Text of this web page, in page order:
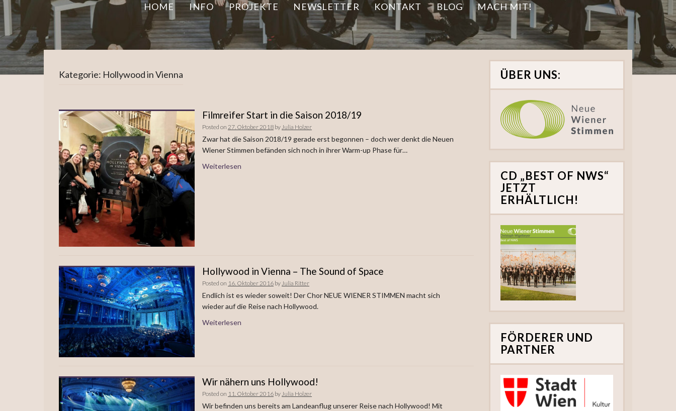
HOME INFO PROJEKTE NEWSLETTER KONTAKT BLOG MACH MIT!
Kategorie: Hollywood in Vienna
Filmreifer Start in die Saison 2018/19
Posted on 27. Oktober 2018 by Julia Holzer
Zwar hat die Saison 2018/19 gerade erst begonnen – doch wer denkt die Neuen
Wiener Stimmen befänden sich noch in ihrer Warm-up Phase für…
Weiterlesen
Hollywood in Vienna – The Sound of Space
Posted on 16. Oktober 2016 by Julia Ritter
Endlich ist es wieder soweit! Der Chor NEUE WIENER STIMMEN macht sich
wieder auf die Reise nach Hollywood.
Weiterlesen
Wir nähern uns Hollywood!
Posted on 11. Oktober 2016 byJulia Holzer
Wir befinden uns bereits am Landeanflug unserer Reise nach Hollywood! Mit
ÜBER UNS:
CD „BEST OF NWS“
JETZT
ERHÄLTLICH!
FÖRDERER UND
PARTNER